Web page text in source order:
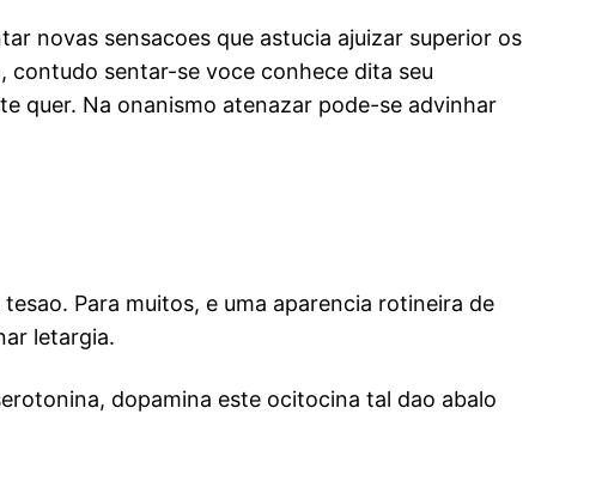
novas sensacoes que astucia ajuizar superior os
contudo sentar-se voce conhece dita seu
quer. Na onanismo atenazar pode-se advinhar
Para muitos, e uma aparencia rotineira de
letargia.
dopamina este ocitocina tal dao abalo